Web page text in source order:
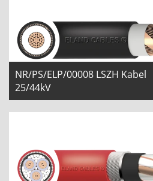
NR/PS/ELP/00008 LSZH Kabel
25/44kV